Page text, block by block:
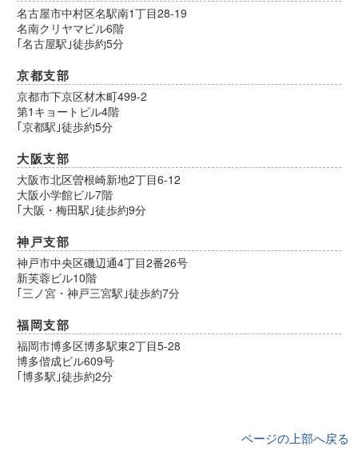
名古屋市中村区名駅南1丁目28-19
名南クリヤマビル6階
｢名古屋駅｣徒歩約5分
京都支部
京都市下京区材木町499-2
第1キョートビル4階
｢京都駅｣徒歩約5分
大阪支部
大阪市北区曽根崎新地2丁目6-12
大阪小学館ビル7階
｢大阪・梅田駅｣徒歩約9分
神戸支部
神戸市中央区磯辺通4丁目2番26号
新芙蓉ビル10階
｢三ノ宮・神戸三宮駅｣徒歩約7分
福岡支部
福岡市博多区博多駅東2丁目5-28
博多偕成ビル609号
｢博多駅｣徒歩約2分
ページの上部へ戻る